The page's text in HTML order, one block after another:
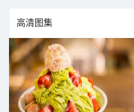
高清图集